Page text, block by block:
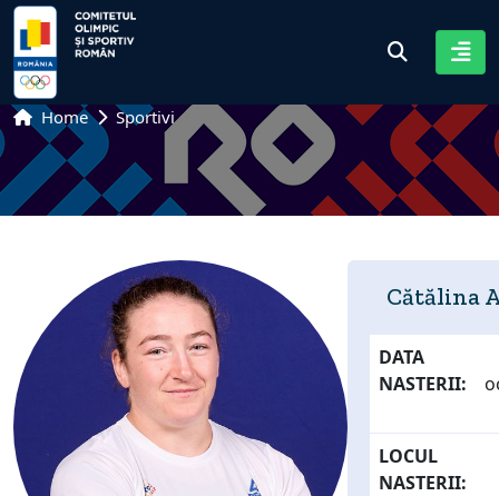
Home Sportivi
Cătălina
DATA
NASTERII:
LOCUL
NASTERII: